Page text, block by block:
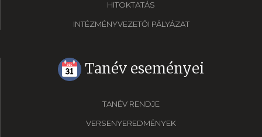
HITOKTATÁS
INTÉZMÉNYVEZETŐI PÁLYÁZAT
Tanév eseményei
TANÉV RENDJE
VERSENYEREDMÉNYEK